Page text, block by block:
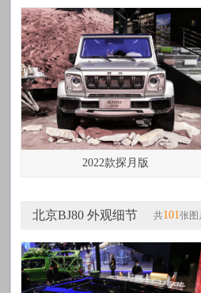
2022款探月版
北京BJ80 外观细节 共101张图